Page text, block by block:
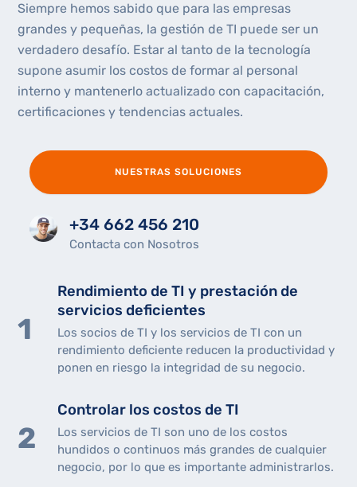
Siempre hemos sabido que para las empresas
grandes y pequeñas, la gestión de TI puede ser un
verdadero desafío. Estar al tanto de la tecnología
supone asumir los costos de formar al personal
interno y mantenerlo actualizado con capacitación,
certificaciones y tendencias actuales.
NUESTRAS SOLUCIONES
+34 662 456 210
Contacta con Nosotros
Rendimiento de TI y prestación de
servicios deficientes
Los socios de TI y los servicios de TI con un
rendimiento deficiente reducen la productividad y
ponen en riesgo la integridad de su negocio.
Controlar los costos de TI
Los servicios de TI son uno de los costos
hundidos o continuos más grandes de cualquier
negocio, por lo que es importante administrarlos.